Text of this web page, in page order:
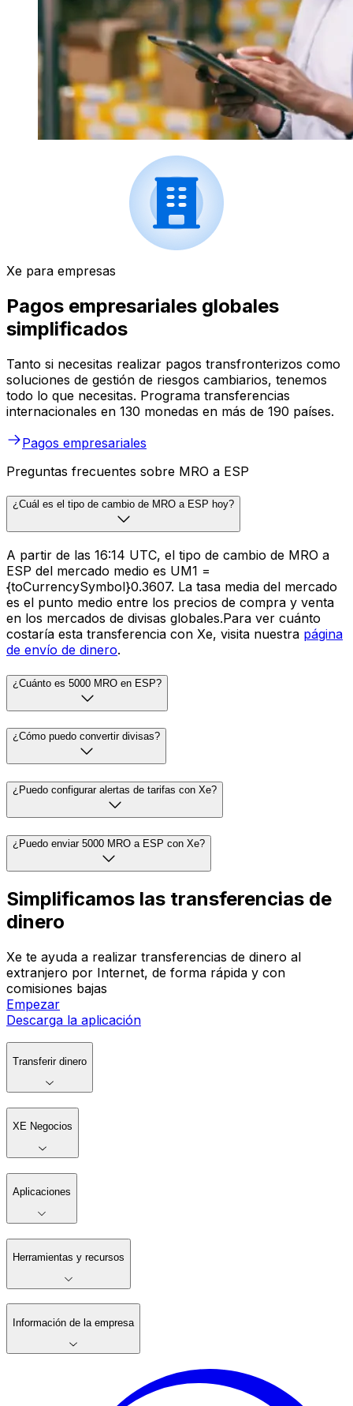
Xe para empresas
Pagos empresariales globales
simplificados
Tanto si necesitas realizar pagos transfronterizos como
soluciones de gestión de riesgos cambiarios, tenemos
todo lo que necesitas. Programa transferencias
internacionales en 130 monedas en más de 190 países.
Pagos empresariales
Preguntas frecuentes sobre MRO a ESP
¿Cuál es el tipo de cambio de MRO a ESP hoy?
A partir de las 16:14 UTC, el tipo de cambio de MRO a
ESP del mercado medio es UM1 =
{toCurrencySymbol}0.3607. La tasa media del mercado
es el punto medio entre los precios de compra y venta
en los mercados de divisas globales.Para ver cuánto
costaría esta transferencia con Xe, visita nuestra página
de envío de dinero.
¿Cuánto es 5000 MRO en ESP?
¿Cómo puedo convertir divisas?
¿Puedo configurar alertas de tarifas con Xe?
¿Puedo enviar 5000 MRO a ESP con Xe?
Simplificamos las transferencias de
dinero
Xe te ayuda a realizar transferencias de dinero al
extranjero por Internet, de forma rápida y con
comisiones bajas
Empezar
Descarga la aplicación
Transferir dinero
XE Negocios
Aplicaciones
Herramientas y recursos
Información de la empresa